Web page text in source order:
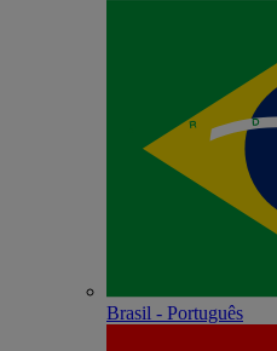
Brasil - Português